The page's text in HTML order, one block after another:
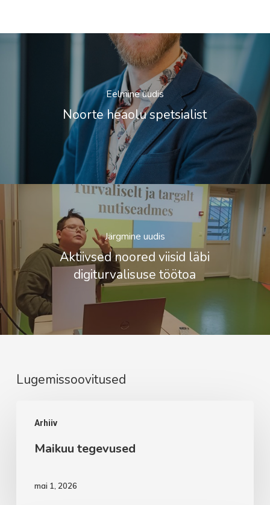
Eelmine uudis
Noorte heaolu spetsialist
Järgmine uudis
Aktiivsed noored viisid läbi
digiturvalisuse töötoa
Lugemissoovitused
Arhiiv
tegevused
Maikuu tegevused
mai 1, 2026